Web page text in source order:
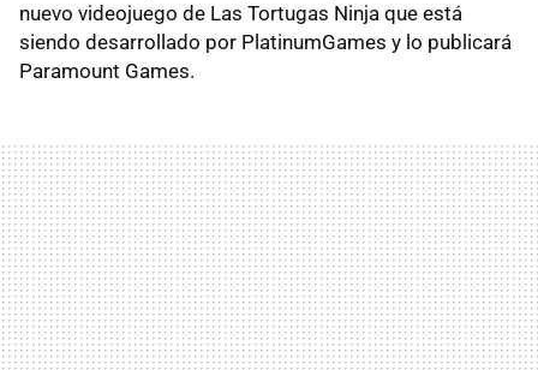
nuevo videojuego de Las Tortugas Ninja que está
siendo desarrollado por PlatinumGames y lo publicará
Paramount Games.